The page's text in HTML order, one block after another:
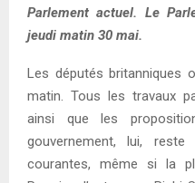
Parlement actuel. Le
jeudi matin 30 mai.
Les députés britanniques
matin. Tous les travaux
ainsi que les
gouvernement, lui,
courantes, même si la